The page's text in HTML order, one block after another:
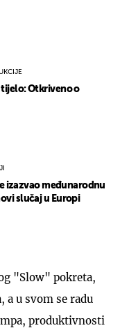
Otkriveno o
izazvao međunarodnu
slučaj u Europi
"Slow" pokreta,
u svom se radu
produktivnosti